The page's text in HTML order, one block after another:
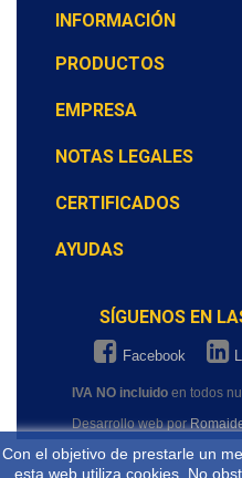
INFORMACIÓN
PRODUCTOS
EMPRESA
NOTAS LEGALES
CERTIFICADOS
AYUDAS
Con el objetivo de prestarle un
esta web utiliza cookies. No
SÍGUENOS EN
Facebook
IVA NO incluido en todos
Desarrollo web por